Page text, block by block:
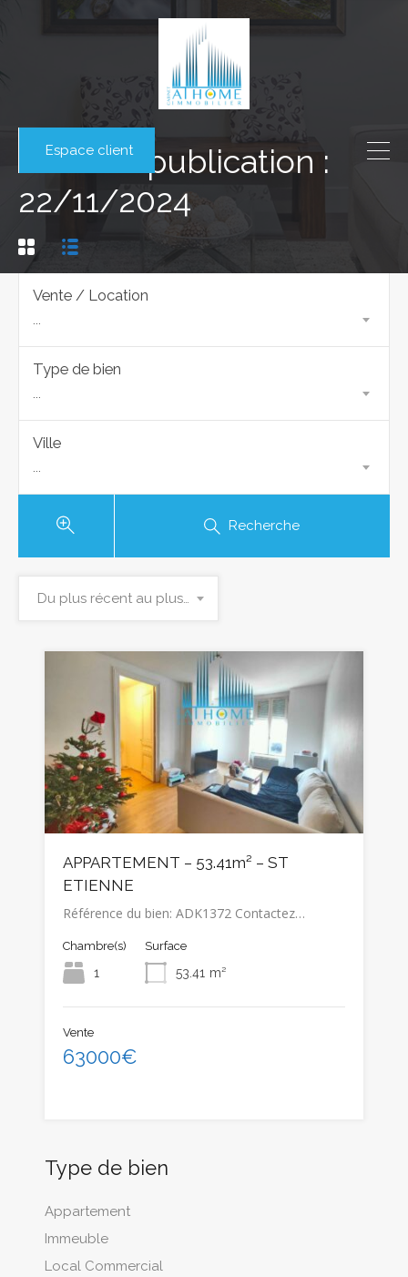
Espace client
Date de publication :
22/11/2024
Vente / Location
...
Type de bien
...
Ville
...
Recherche
Du plus récent au plus ancien
APPARTEMENT – 53.41m² – ST
ETIENNE
Référence du bien: ADK1372 Contactez…
Chambre(s)
1
Surface
53.41 m²
Vente
63000€
Type de bien
Appartement
Immeuble
Local Commercial